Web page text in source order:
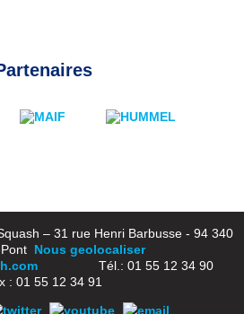
– 31 rue Henri Barbusse - 94 340
Nous geolocaliser
Tél.: 01 55 12 34 90
: 01 55 12 34 91